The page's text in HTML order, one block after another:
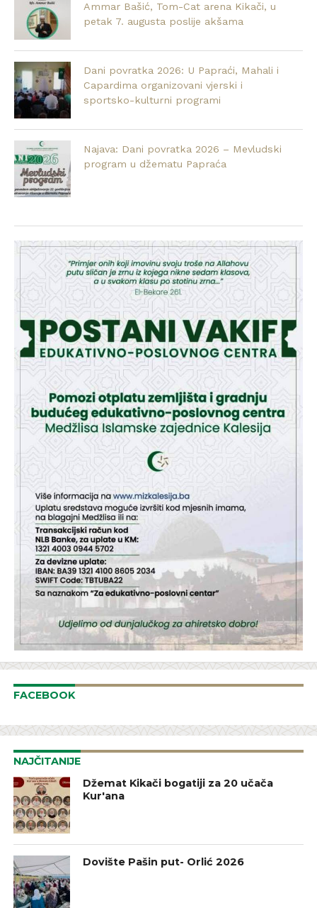
Ammar Bašić, Tom-Cat arena Kikači, u
petak 7. augusta poslije akšama
Dani povratka 2026: U Papraći, Mahali i
Capardima organizovani vjerski i
sportsko-kulturni programi
Najava: Dani povratka 2026 – Mevludski
program u džematu Papraća
FACEBOOK
NAJČITANIJE
Džemat Kikači bogatiji za 20 učača
Kur'ana
Dovište Pašin put- Orlić 2026